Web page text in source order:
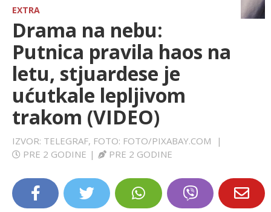
HRONIKA
FARMERI
SPORT
LIFESTYLE
EXTRA
EXTRA
Drama na nebu:
Putnica pravila haos na
letu, stjuardese je
ućutkale lepljivom
trakom (VIDEO)
IZVOR: TELEGRAF, FOTO: FOTO/PIXABAY.COM
|
PRE 2 GODINE | PRE 2 GODINE